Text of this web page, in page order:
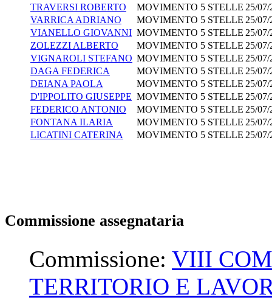
TRAVERSI ROBERTO
MOVIMENTO 5 STELLE 25/07/
VARRICA ADRIANO
MOVIMENTO 5 STELLE 25/07/
VIANELLO GIOVANNI MOVIMENTO 5 STELLE 25/07/
ZOLEZZI ALBERTO
MOVIMENTO 5 STELLE 25/07/
VIGNAROLI STEFANO MOVIMENTO 5 STELLE 25/07/
DAGA FEDERICA
MOVIMENTO 5 STELLE 25/07/
DEIANA PAOLA
MOVIMENTO 5 STELLE 25/07/
D'IPPOLITO GIUSEPPE MOVIMENTO 5 STELLE 25/07/
FEDERICO ANTONIO
MOVIMENTO 5 STELLE 25/07/
FONTANA ILARIA
MOVIMENTO 5 STELLE 25/07/
LICATINI CATERINA
MOVIMENTO 5 STELLE 25/07/
Commissione assegnataria
Commissione: VIII
TERRITORIO E